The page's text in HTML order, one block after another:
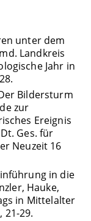
unter dem
Landkreis
Jahr in
Bildersturm
zur
Ereignis
Ges. für
Neuzeit 16
in die
Hauke,
in Mittelalter
21-29.